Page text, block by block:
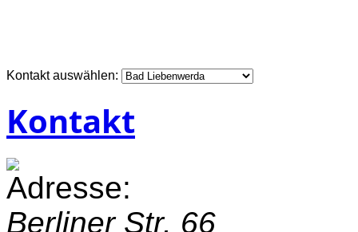
Kontakt auswählen:
Kontakt
Berliner Str. 66